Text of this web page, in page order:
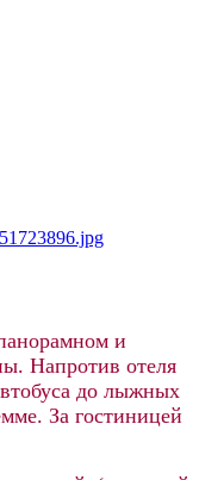
и
Напротив отеля
до лыжных
За гостиницей